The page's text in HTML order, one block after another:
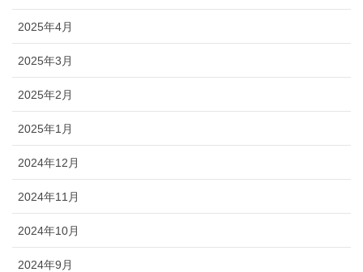
2025年4月
2025年3月
2025年2月
2025年1月
2024年12月
2024年11月
2024年10月
2024年9月